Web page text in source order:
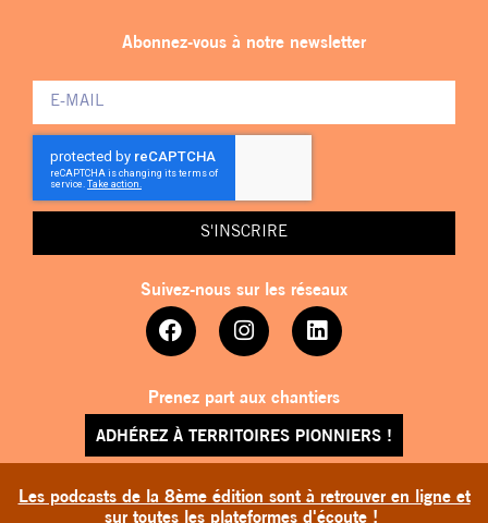
Les podcasts de la 8ème édition sont à retrouver en ligne et
sur toutes les plateformes d'écoute !
Abonnez-vous à notre newsletter
S'INSCRIRE
Suivez-nous sur les réseaux
Prenez part aux chantiers
ADHÉREZ À TERRITOIRES PIONNIERS !